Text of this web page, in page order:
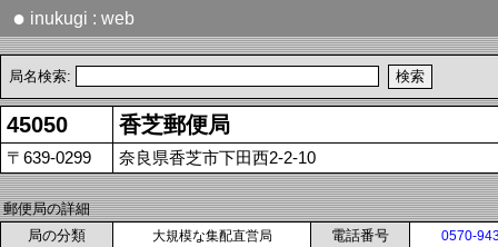
● inukugi : web
局名検索:
45050 香芝郵便局
〒639-0299 奈良県香芝市下田西2-2-10
郵便局の詳細
局の分類
大規模な集配直営局 電話番号 0570-